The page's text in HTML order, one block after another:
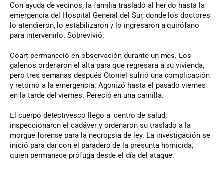
Con ayuda de vecinos, la familia trasladó al herido hasta la
emergencia del Hospital General del Sur, donde los doctores
lo atendieron, lo estabilizaron y lo ingresaron a quirófano
para intervenirlo. Sobrevivió.
Coart permaneció en observación durante un mes. Los
galenos ordenaron el alta para que regresara a su vivienda,
pero tres semanas después Otoniel sufrió una complicación
y retornó a la emergencia. Agonizó hasta el pasado viernes
en la tarde del viernes. Pereció en una camilla.
El cuerpo detectivesco llegó al centro de salud,
inspeccionaron el cadáver y ordenaron su traslado a la
morgue forense para la necropsia de ley. La investigación se
inició para dar con el paradero de la presunta homicida,
quien permanece prófuga desde el día del ataque.